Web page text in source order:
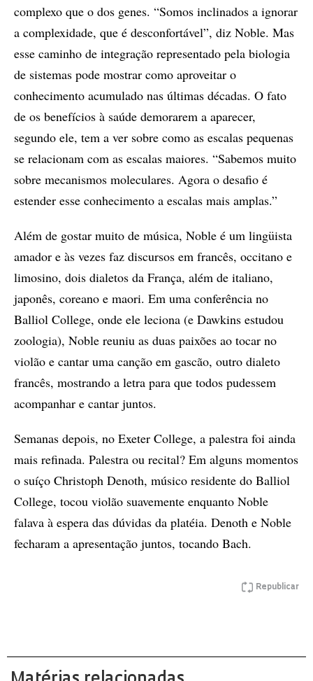
complexo que o dos genes. “Somos inclinados a ignorar
a complexidade, que é desconfortável”, diz Noble. Mas
esse caminho de integração representado pela biologia
de sistemas pode mostrar como aproveitar o
conhecimento acumulado nas últimas décadas. O fato
de os benefícios à saúde demorarem a aparecer,
segundo ele, tem a ver sobre como as escalas pequenas
se relacionam com as escalas maiores. “Sabemos muito
sobre mecanismos moleculares. Agora o desafio é
estender esse conhecimento a escalas mais amplas.”
Além de gostar muito de música, Noble é um lingüista
amador e às vezes faz discursos em francês, occitano e
limosino, dois dialetos da França, além de italiano,
japonês, coreano e maori. Em uma conferência no
Balliol College, onde ele leciona (e Dawkins estudou
zoologia), Noble reuniu as duas paixões ao tocar no
violão e cantar uma canção em gascão, outro dialeto
francês, mostrando a letra para que todos pudessem
acompanhar e cantar juntos.
Semanas depois, no Exeter College, a palestra foi ainda
mais refinada. Palestra ou recital? Em alguns momentos
o suíço Christoph Denoth, músico residente do Balliol
College, tocou violão suavemente enquanto Noble
falava à espera das dúvidas da platéia. Denoth e Noble
fecharam a apresentação juntos, tocando Bach.
Republicar